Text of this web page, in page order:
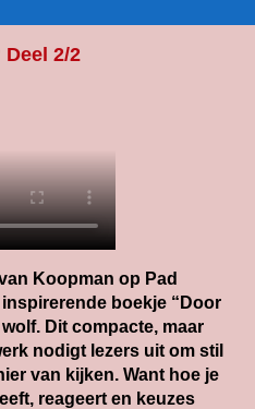
2/2
Koopman op Pad
boekje “Door
Dit compacte, maar
nodigt lezers uit om stil
van kijken. Want hoe je
reageert en keuzes